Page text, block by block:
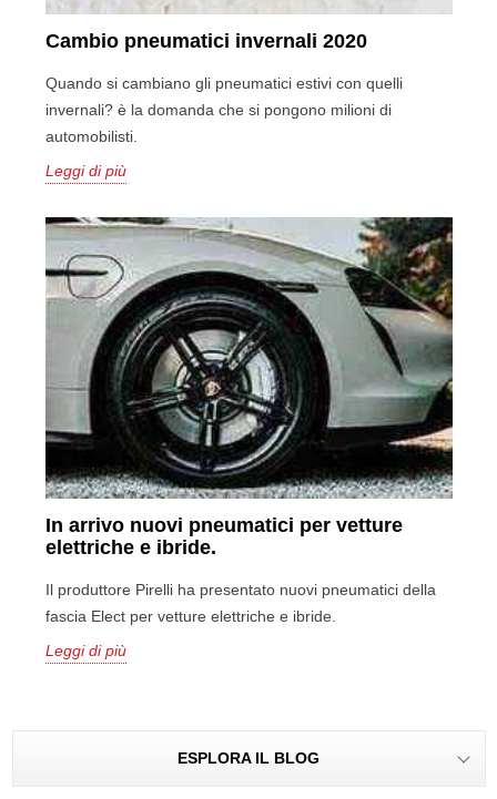
Cambio pneumatici invernali 2020
Quando si cambiano gli pneumatici estivi con quelli
invernali? è la domanda che si pongono milioni di
automobilisti.
Leggi di più
In arrivo nuovi pneumatici per vetture
elettriche e ibride.
Il produttore Pirelli ha presentato nuovi pneumatici della
fascia Elect per vetture elettriche e ibride.
Leggi di più
ESPLORA IL BLOG